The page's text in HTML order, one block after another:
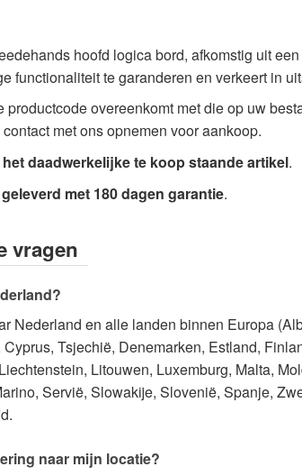
hoofd logica bord, afkomstig uit
functionaliteit te garanderen en verkeert in
productcode overeenkomt met die op uw
met ons opnemen voor aankoop.
daadwerkelijke te koop staande artikel.
met 180 dagen garantie.
vragen
Nederland en alle landen binnen Europa
Tsjechië, Denemarken, Estland,
Litouwen, Luxemburg, Malta,
Servië, Slowakije, Slovenië, Spanje,
naar mijn locatie?